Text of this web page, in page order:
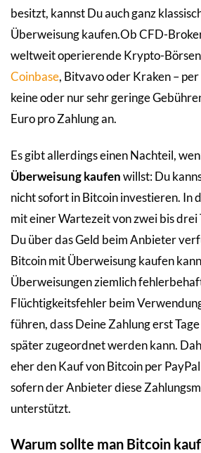
besitzt, kannst Du auch ganz
Überweisung kaufen.Ob CFD-
weltweit operierende Krypto-
Coinbase, Bitvavo oder Kraken –
keine oder nur sehr geringe
Euro pro Zahlung an.
Es gibt allerdings einen Nachteil,
Überweisung kaufenwillst: Du
nicht sofort in Bitcoin investieren. In
mit einer Wartezeit von zwei bis drei
Du über das Geld beim Anbieter
Bitcoin mit Überweisung kaufen
Überweisungen ziemlich
Flüchtigkeitsfehler beim
führen, dass Deine Zahlung erst
später zugeordnet werden kann.
eher den Kauf von Bitcoin per
sofern der Anbieter diese
unterstützt.
Warum sollte man Bitcoin